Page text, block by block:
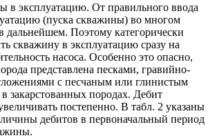
в эксплуатацию. От правильного ввода
(пуска скважины) во многом
дальнейшем. Поэтому категорически
скважину в эксплуатацию сразу на
насоса. Особенно это опасно,
представлена песками, гравийно-
с песчаным или глинистым
закарстованных породах. Дебит
постепенно. В табл. 2 указаны
дебитов в первоначальный период